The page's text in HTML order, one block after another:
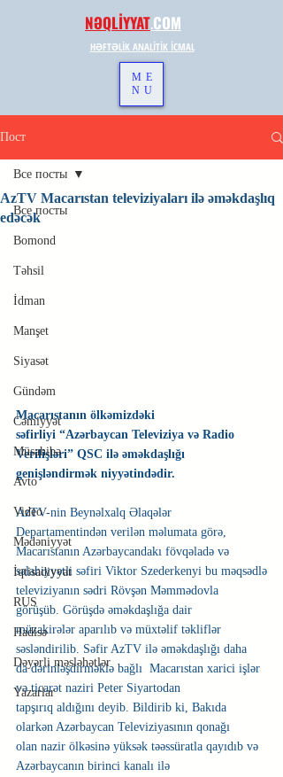
NƏQLİYYAT.COM
HƏFTƏLİK ANALİTİK İCMAL
ME
NU
Пост
Все посты
Bomond
Təhsil
İdman
Manşet
Siyasət
Gündəm
Cəmiyyət
Müsahibə
Avto
Video
Mədəniyyət
İqtisadiyyat
RUS
Hadisə
Dəyərli məsləhətlər
Yazarlar
Все посты
AzTV Macarıstan televiziyaları ilə əməkdaşlıq
edəcək
Macarıstanın ölkəmizdəki
səfirliyi “Azərbaycan Televiziya və Radio
Verilişləri” QSC ilə əməkdaşlığı
genişləndirmək niyyətindədir.
AzTV-nin Beynəlxalq Əlaqələr
Departamentindən verilən məlumata görə,
Macarıstanın Azərbaycandakı fövqəladə və
səlahiyyətli səfiri Viktor Szederkenyi bu məqsədlə
televiziyanın sədri Rövşən Məmmədovla
görüşüb. Görüşdə əməkdaşlığa dair
müzakirələr aparılıb və müxtəlif təkliflər
səsləndirilib. Səfir AzTV ilə əməkdaşlığı daha
da dərinləşdirməklə bağlı  Macarıstan xarici işlər
və ticarət naziri Peter Siyartodan
tapşırıq aldığını deyib. Bildirib ki, Bakıda
olarkən Azərbaycan Televiziyasının qonağı
olan nazir ölkəsinə yüksək təəssüratla qayıdıb və
Azərbaycanın birinci kanalı ilə